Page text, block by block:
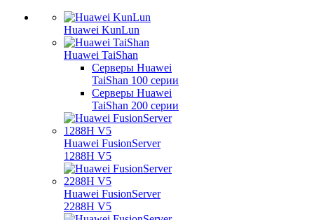
Huawei KunLun
Huawei TaiShan
Серверы Huawei
TaiShan 100 серии
Серверы Huawei
TaiShan 200 серии
Huawei FusionServer
1288H V5
Huawei FusionServer
2288H V5